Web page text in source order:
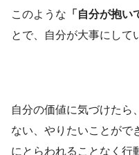
このような 「自分が抱い
とで、自分が大事にして
自分の価値に気づけたら
ない、やりたいことがで
にとらわれることなく行